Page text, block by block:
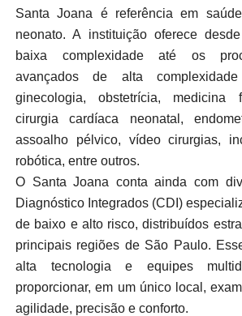
Santa Joana é referência em
neonato. A instituição oferece
baixa complexidade até os
avançados de alta
ginecologia, obstetrícia, medicina
cirurgia cardíaca neonatal,
assoalho pélvico, vídeo cirurgias,
robótica, entre outros.
O Santa Joana conta ainda com
Diagnóstico Integrados (CDI)
de baixo e alto risco, distribuídos
principais regiões de São Paulo.
alta tecnologia e equipes
proporcionar, em um único local,
agilidade, precisão e conforto.